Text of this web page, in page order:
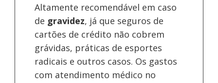
Altamente recomendável em caso
de gravidez, já que seguros de
cartões de crédito não cobrem
grávidas, práticas de esportes
radicais e outros casos. Os gastos
com atendimento médico no